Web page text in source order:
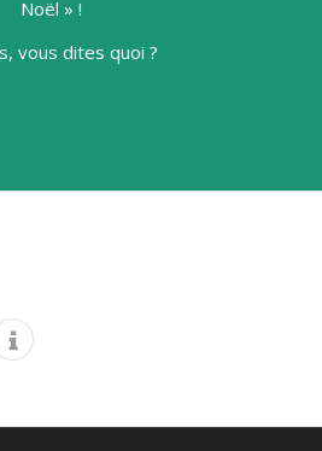
Noël » !
vous dites quoi ?